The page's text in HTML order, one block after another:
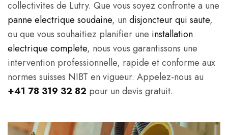
collectivites de Lutry. Que vous soyez confronte a une
panne electrique soudaine, un disjoncteur qui saute,
ou que vous souhaitiez planifier une installation
electrique complete, nous vous garantissons une
intervention professionnelle, rapide et conforme aux
normes suisses NIBT en vigueur. Appelez-nous au
+41 78 319 32 82 pour un devis gratuit.